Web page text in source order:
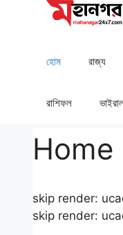
হোম রাজ্য
রাশিফল
Home
skip render:
skip render: